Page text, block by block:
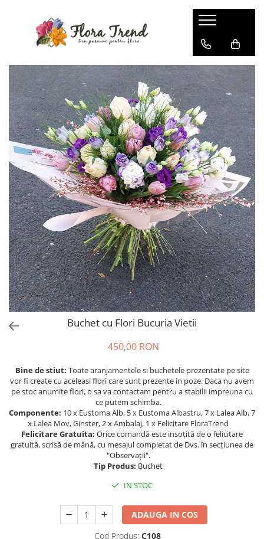
Buchet cu Flori Bucuria Vietii
450,00 RON
Bine de stiut: Toate aranjamentele si buchetele prezentate pe site
vor fi create cu aceleasi flori care sunt prezente in poze. Daca nu avem
pe stoc anumite flori, o sa va contactam pentru a stabilii impreuna cu
ce putem schimba.
Componente: 10 x Eustoma Alb, 5 x Eustoma Albastru, 7 x Lalea Alb, 7
x Lalea Mov, Ginster, 2 x Ambalaj, 1 x Felicitare FloraTrend
Felicitare Gratuita: Orice comandă este insoțită de o felicitare
gratuită, scrisă de mână, cu mesajul completat de Dvs. în secțiunea de
"Observații".
Tip Produs: Buchet
IN STOC
ADAUGA IN COS
Cod Produs: C108